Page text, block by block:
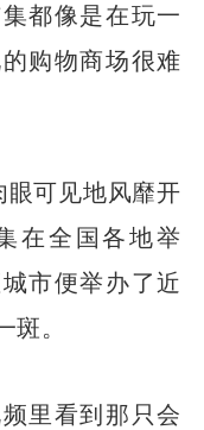
都像是在玩一
购物商场很难
可见地风靡开
在全国各地举
市便举办了近
。
里看到那只会